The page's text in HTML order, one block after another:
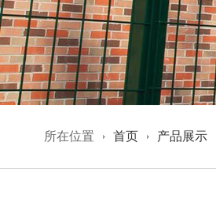
所在位置 首页 产品展示